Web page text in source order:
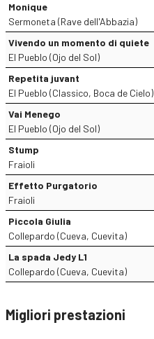
Monique
Sermoneta (Rave dell'Abbazia)
Vivendo un momento di quiete
El Pueblo (Ojo del Sol)
Repetita juvant
El Pueblo (Classico, Boca de Cielo)
Vai Menego
El Pueblo (Ojo del Sol)
Stump
Fraioli
Effetto Purgatorio
Fraioli
Piccola Giulia
Collepardo (Cueva, Cuevita)
La spada Jedy L1
Collepardo (Cueva, Cuevita)
Migliori prestazioni